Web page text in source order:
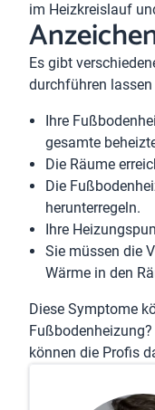
im Heizkreislauf
Es gibt
durchführen
Ihre
gesamte
Die Räume
Die
herunterregeln.
Ihre
Sie müssen die
Wärme in den
Diese Symptome
können die Profis